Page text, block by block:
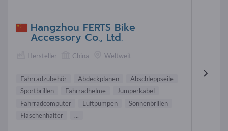
Hangzhou FERTS Bike
Accessory Co., Ltd.
Hersteller China Weltweit
Fahrradzubehör Abdeckplanen
Abschleppseile
Sportbrillen
Fahrradhelme
Jumperkabel
Fahrradcomputer
Luftpumpen
Sonnenbrillen
Flaschenhalter
...